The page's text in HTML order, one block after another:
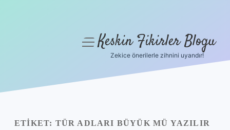
Yasal Uyarı
menüyüKeskin Fikirler Blogu
Zekice önerilerle zihnini uyandır!
ETIKET: TÜR ADLARI BÜYÜK MÜ YAZILIR